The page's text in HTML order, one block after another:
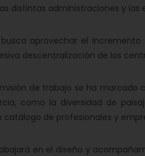
distintas administraciones y las
busca aprovechar el
descentralización de los
de trabajo se ha
como la diversidad de
catálogo de profesionales y
en el diseño y